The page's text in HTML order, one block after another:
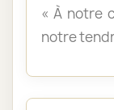
« À notre
notre